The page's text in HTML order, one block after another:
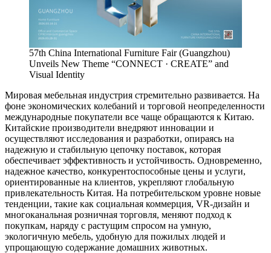
57th China International Furniture Fair (Guangzhou)
Unveils New Theme “CONNECT · CREATE” and
Visual Identity
Мировая мебельная индустрия стремительно развивается. На
фоне экономических колебаний и торговой неопределенности
международные покупатели все чаще обращаются к Китаю.
Китайские производители внедряют инновации и
осуществляют исследования и разработки, опираясь на
надежную и стабильную цепочку поставок, которая
обеспечивает эффективность и устойчивость. Одновременно,
надежное качество, конкурентоспособные цены и услуги,
ориентированные на клиентов, укрепляют глобальную
привлекательность Китая. На потребительском уровне новые
тенденции, такие как социальная коммерция, VR-дизайн и
многоканальная розничная торговля, меняют подход к
покупкам, наряду с растущим спросом на умную,
экологичную мебель, удобную для пожилых людей и
упрощающую содержание домашних животных.